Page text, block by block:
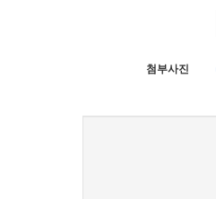
첨부사진